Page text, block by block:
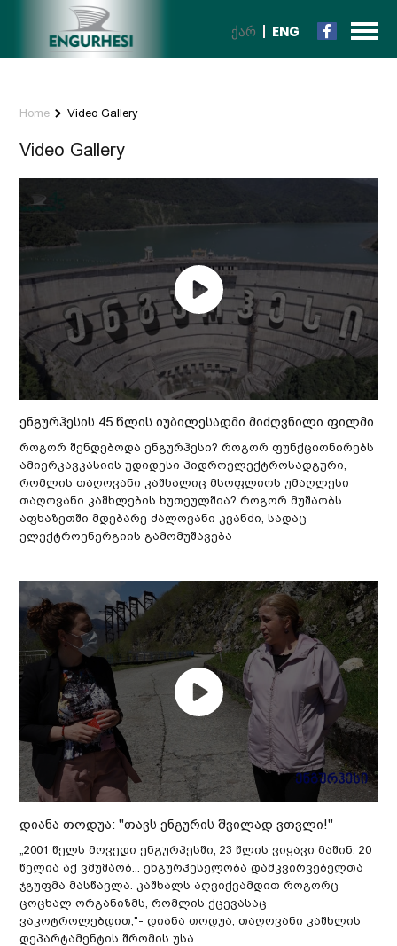
ᲥᲐᲠ ENG
Home Video Gallery
Video Gallery
ენგურჰესის 45 წლის იუბილესადმი მიძღვნილი ფილმი
როგორ შენდებოდა ენგურჰესი? როგორ ფუნქციონირებს
ამიერკავკასიის უდიდესი ჰიდროელექტროსადგური,
რომლის თაღოვანი კაშხალიც მსოფლიოს უმაღლესი
თაღოვანი კაშხლების ხუთეულშია? როგორ მუშაობს
აფხაზეთში მდებარე ძალოვანი კვანძი, სადაც
ელექტროენერგიის გამომუშავება
დიანა თოდუა: "თავს ენგურის შვილად ვთვლი!"
„2001 წელს მოვედი ენგურჰესში, 23 წლის ვიყავი მაშინ. 20
წელია აქ ვმუშაობ... ენგურჰესელობა დამკვირვებელთა
ჯგუფმა მასწავლა. კაშხალს აღვიქვამდით როგორც
ცოცხალ ორგანიზმს, რომლის ქცევასაც
ვაკოტროლებდით,"- დიანა თოდუა, თაღოვანი კაშხლის
დეპარტამენტის შრომის უსა